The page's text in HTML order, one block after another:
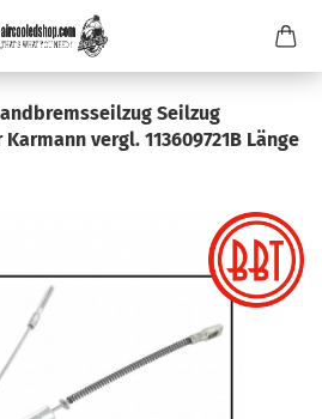
Seilzug
vergl. 113609721B Länge